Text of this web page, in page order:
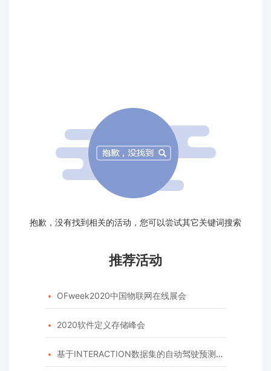
抱歉，没有找到相关的活动，您可以尝试其它关键词搜索
推荐活动
 OFweek2020中国物联网在线展会
 2020软件定义存储峰会
 基于INTERACTION数据集的自动驾驶预测模型挑战赛